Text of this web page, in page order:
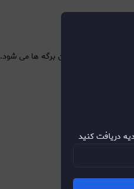
تر و بیرون نیامدن برگه ها می شود.
دریافت کنید